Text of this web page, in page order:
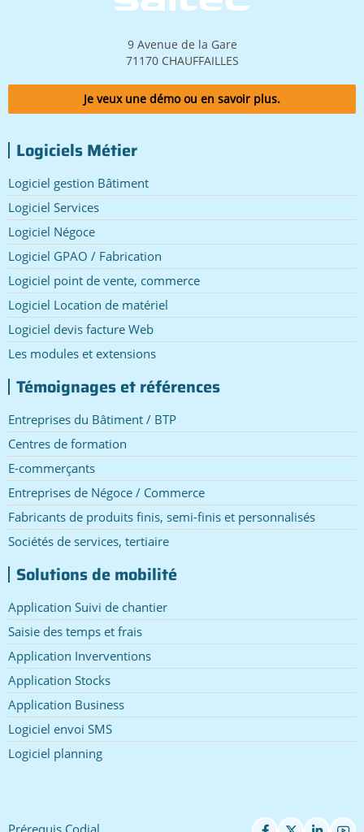
9 Avenue de la Gare
71170 CHAUFFAILLES
Je veux une démo ou en savoir plus.
Logiciels Métier
Logiciel gestion Bâtiment
Logiciel Services
Logiciel Négoce
Logiciel GPAO / Fabrication
Logiciel point de vente, commerce
Logiciel Location de matériel
Logiciel devis facture Web
Les modules et extensions
Témoignages et références
Entreprises du Bâtiment / BTP
Centres de formation
E-commerçants
Entreprises de Négoce / Commerce
Fabricants de produits finis, semi-finis et personnalisés
Sociétés de services, tertiaire
Solutions de mobilité
Application Suivi de chantier
Saisie des temps et frais
Application Inverventions
Application Stocks
Application Business
Logiciel envoi SMS
Logiciel planning